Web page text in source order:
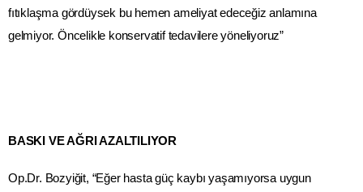
fıtıklaşma gördüysek bu hemen ameliyat edeceğiz anlamına
gelmiyor. Öncelikle konservatif tedavilere yöneliyoruz”
BASKI VE AĞRI AZALTILIYOR
Op.Dr. Bozyiğit, “Eğer hasta güç kaybı yaşamıyorsa uygun